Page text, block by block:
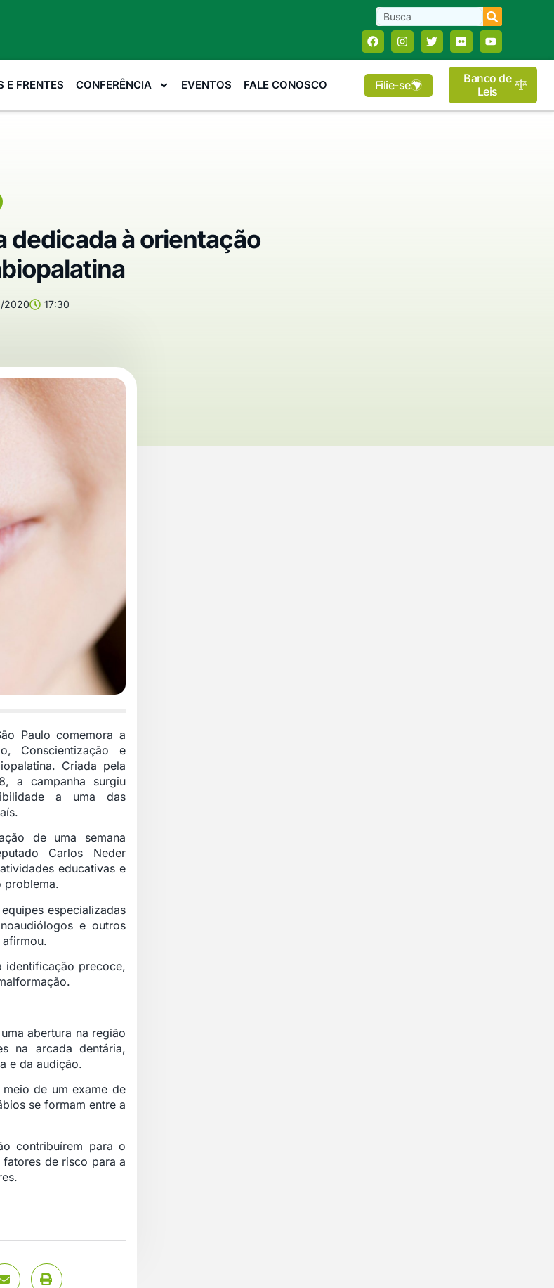
E FRENTES CONFERÊNCIA EVENTOS FALE CONOSCO Filie-se
Banco de
Leis
dedicada à orientação
2020 17:30
Paulo comemora a
Conscientização e
Criada pela
a campanha surgiu
a uma das
de uma semana
Carlos Neder
educativas e
problema.
especializadas
e outros
afirmou.
identificação precoce,
abertura na região
na arcada dentária,
e da audição.
de um exame de
se formam entre a
contribuírem para o
de risco para a